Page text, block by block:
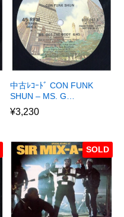
中古ﾚｺｰﾄﾞ CON FUNK
SHUN – MS. G…
¥3,230
SOLD